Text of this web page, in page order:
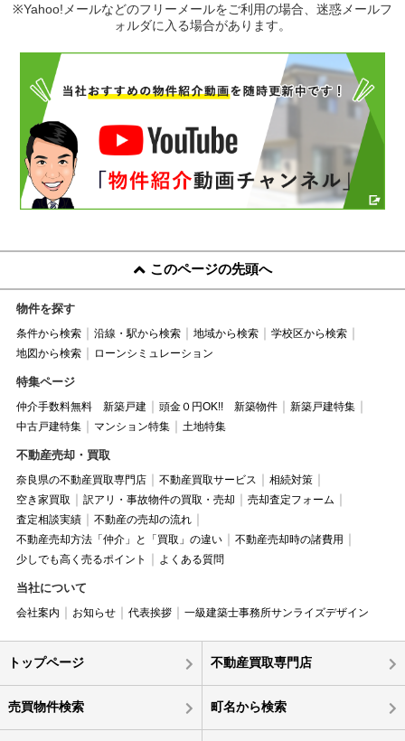
※Yahoo!メールなどのフリーメールをご利用の場合、迷惑メールフ
ォルダに入る場合があります。
このページの先頭へ
物件を探す
条件から検索 沿線・駅から検索 地域から検索
学校区から検索
地図から検索
ローンシミュレーション
特集ページ
仲介手数料無料 新築戸建 頭金０円OK!! 新築物件
新築戸建特集
中古戸建特集
マンション特集 土地特集
不動産売却・買取
奈良県の不動産買取専門店 不動産買取サービス
相続対策
空き家買取
訳アリ・事故物件の買取・売却
売却査定フォーム
査定相談実績
不動産の売却の流れ
不動産売却方法「仲介」と「買取」の違い
不動産売却時の諸費用
少しでも高く売るポイント
よくある質問
当社について
会社案内 お知らせ 代表挨拶 一級建築士事務所サンライズデザイン
トップページ 不動産買取専門店
売買物件検索 町名から検索